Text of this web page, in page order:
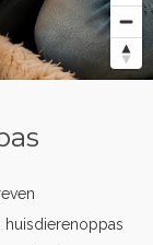
huisdierenoppas